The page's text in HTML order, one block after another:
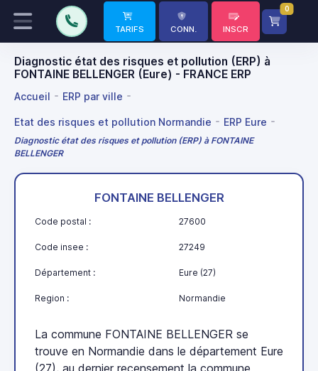
TARIFS CONN. INSCR
0
Diagnostic état des risques et pollution (ERP) à
FONTAINE BELLENGER (Eure) - FRANCE ERP
Accueil ERP par ville
Etat des risques et pollution Normandie ERP Eure
Diagnostic état des risques et pollution (ERP) à FONTAINE
BELLENGER
FONTAINE BELLENGER
Code postal : 27600
Code insee : 27249
Département : Eure (27)
Region : Normandie
La commune FONTAINE BELLENGER se
trouve en Normandie dans le département Eure